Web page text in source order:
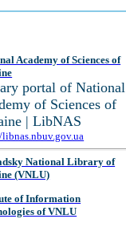
Academy of Sciences of
portal of National
of Sciences of
| LibNAS
National Library of
(VNLU)
of Information
of VNLU